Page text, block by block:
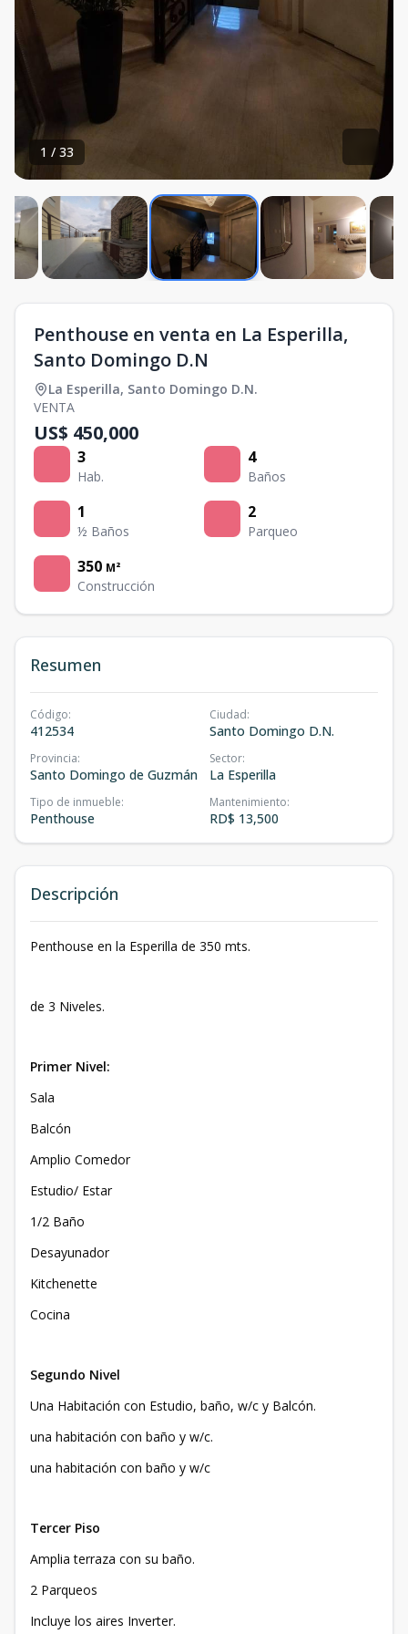
1 / 33
Penthouse en venta en La Esperilla,
Santo Domingo D.N
La Esperilla, Santo Domingo D.N.
VENTA
US$ 450,000
3
Hab.
4
Baños
1
½ Baños
2
Parqueo
350 M²
Construcción
Resumen
Código:
412534
Ciudad:
Santo Domingo D.N.
Provincia:
Santo Domingo de Guzmán
Sector:
La Esperilla
Tipo de inmueble:
Penthouse
Mantenimiento:
RD$ 13,500
Descripción
Penthouse en la Esperilla de 350 mts.
de 3 Niveles.
Primer Nivel:
Sala
Balcón
Amplio Comedor
Estudio/ Estar
1/2 Baño
Desayunador
Kitchenette
Cocina
Segundo Nivel
Una Habitación con Estudio, baño, w/c y Balcón.
una habitación con baño y w/c.
una habitación con baño y w/c
Tercer Piso
Amplia terraza con su baño.
2 Parqueos
Incluye los aires Inverter.